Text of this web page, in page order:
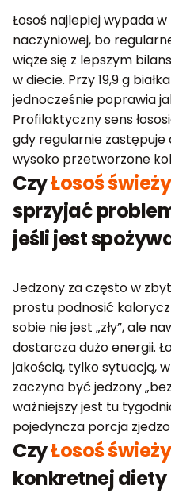
Łosoś najlepiej wypada
naczyniowej, bo
wiąże się z lepszym
w diecie. Przy 19,9 g
jednocześnie poprawia
Profilaktyczny sens
gdy regularnie
wysoko przetworzone
CzyŁosoś świeży
sprzyjać
jeśli jest
Jedzony za często w
prostu podnosić
sobie nie jest „zły”, ale
dostarcza dużo energii.
jakością, tylko sytuacją,
zaczyna być jedzony
ważniejszy jest tu
pojedyncza porcja
CzyŁosoś świeży
konkretnej